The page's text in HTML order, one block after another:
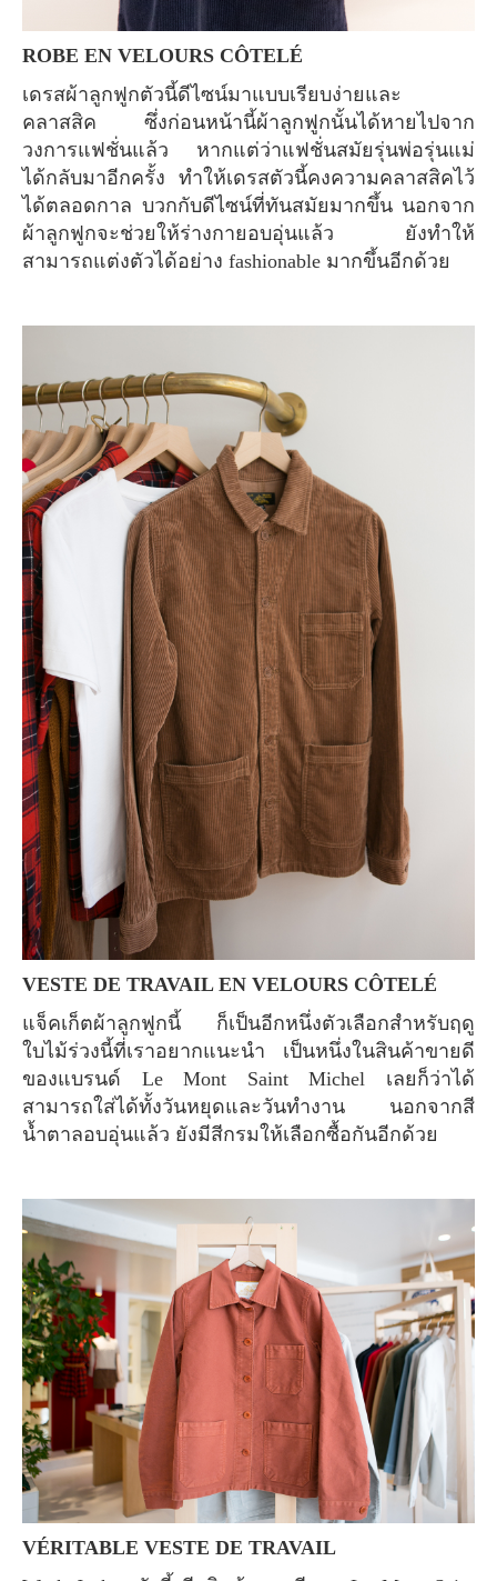
ROBE EN VELOURS CÔTELÉ
เดรสผ้าลูกฟูกตัวนี้ดีไซน์มาแบบเรียบง่ายและ
คลาสสิค ซึ่งก่อนหน้านี้ผ้าลูกฟูกนั้นได้หายไปจาก
วงการแฟชั่นแล้ว หากแต่ว่าแฟชั่นสมัยรุ่นพ่อรุ่นแม่
ได้กลับมาอีกครั้ง ทำให้เดรสตัวนี้คงความคลาสสิคไว้
ได้ตลอดกาล บวกกับดีไซน์ที่ทันสมัยมากขึ้น นอกจาก
ผ้าลูกฟูกจะช่วยให้ร่างกายอบอุ่นแล้ว ยังทำให้
สามารถแต่งตัวได้อย่าง fashionable มากขึ้นอีกด้วย
VESTE DE TRAVAIL EN VELOURS CÔTELÉ
แจ็คเก็ตผ้าลูกฟูกนี้ ก็เป็นอีกหนึ่งตัวเลือกสำหรับฤดู
ใบไม้ร่วงนี้ที่เราอยากแนะนำ เป็นหนึ่งในสินค้าขายดี
ของแบรนด์ Le Mont Saint Michel เลยก็ว่าได้
สามารถใส่ได้ทั้งวันหยุดและวันทำงาน นอกจากสี
น้ำตาลอบอุ่นแล้ว ยังมีสีกรมให้เลือกซื้อกันอีกด้วย
VÉRITABLE VESTE DE TRAVAIL